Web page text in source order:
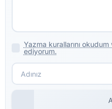
Yazma kurallarını
ediyorum.